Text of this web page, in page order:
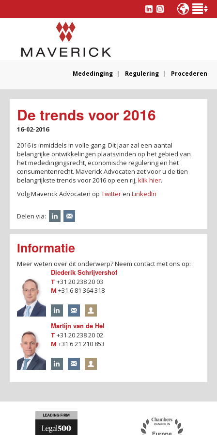
Mededinging Regulering Procederen
De trends voor 2016
16-02-2016
2016 is inmiddels in volle gang. Dit jaar zal een aantal
belangrijke ontwikkelingen plaatsvinden op het gebied van
het mededingingsrecht, economische regulering en het
consumentenrecht. Maverick Advocaten zet voor u de tien
belangrijkste trends voor 2016 op een rij, klik hier.
Volg Maverick Advocaten op Twitteren LinkedIn
Delen via:
Informatie
Meer weten over dit onderwerp? Neem contact met ons op:
Diederik Schrijvershof
T +31 20 238 20 03
M +31 6 81 364 318
Martijn van de Hel
T +31 20 238 20 02
M +31 6 21 210 853